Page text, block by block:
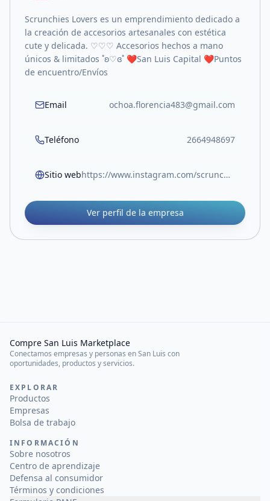
Scrunchies Lovers es un emprendimiento dedicado a
la creación de accesorios artesanales con estética
cute y delicada. ♡♡♡ Accesorios hechos a mano
únicos & limitados ˚ʚ♡ɞ˚ ❤️San Luis Capital ❤️Puntos
de encuentro/Envíos
Email ochoa.florencia483@gmail.com
Teléfono 2664948697
Sitio web https://www.instagram.com/scrunchies.lovers.sl?utm_source=ig_web_button_share_sheet&igsh=ZDNlZDc0MzIxNw==
Ver perfil de la empresa
Compre San Luis Marketplace
Conectamos empresas y personas en San Luis con
oportunidades, productos y servicios.
EXPLORAR
Productos
Empresas
Bolsa de trabajo
INFORMACIÓN
Sobre nosotros
Centro de aprendizaje
Defensa al consumidor
Términos y condiciones